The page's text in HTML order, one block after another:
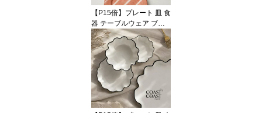
オブジェ 置物 インテリ
ア ハンドメイド
【P15倍】プレート 皿 食
器 テーブルウェア ブル
ー イエロー グリーン レ
ッド 青 赤 黄色 陶器 アー
スンウェア ラウンド 22c
m 中皿 オブジェ 置物 イ
ンテリア おしゃれ かわ
いい 海外インテリア 輸
入 インポート 直輸入 ギ
フト 輸入食器 モダン ハ